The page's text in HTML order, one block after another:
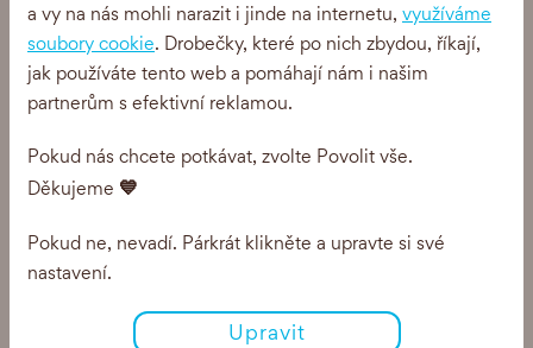
a vy na nás mohli narazit i jinde na internetu, využíváme
soubory cookie. Drobečky, které po nich zbydou, říkají,
jak používáte tento web a pomáhají nám i našim
partnerům s efektivní reklamou.
Pokud nás chcete potkávat, zvolte Povolit vše.
Děkujeme 💙
Pokud ne, nevadí. Párkrát klikněte a upravte si své
nastavení.
Upravit